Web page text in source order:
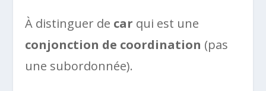
À distinguer de car qui est une
conjonction de coordination (pas
une subordonnée).